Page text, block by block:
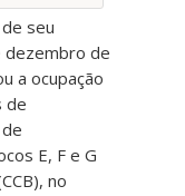
seu
dezembro de
a ocupação
de
E, F e G
no